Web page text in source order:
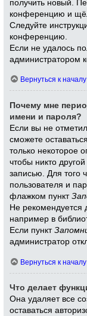
получить новый.
конференцию и
Следуйте
конференцию.
Если не удалось
администратором
Вернуться к началу
Почему мне
имени и пароля?
Если вы не
сможете
только некоторое
чтобы никто
записью. Для того
пользователя и
флажком пункт
Не рекомендуется
например в
Если пункт
администратор
Вернуться к началу
Что делает
Она удаляет все
оставаться